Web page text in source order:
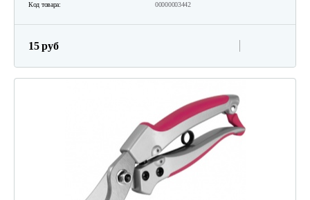
Код товара: 00000003442
15 руб